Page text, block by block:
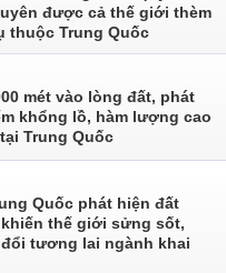
được cả thế giới thèm
thuộc Trung Quốc
mét vào lòng đất, phát
khổng lồ, hàm lượng cao
Trung Quốc
Quốc phát hiện đất
thế giới sửng sốt,
tương lai ngành khai